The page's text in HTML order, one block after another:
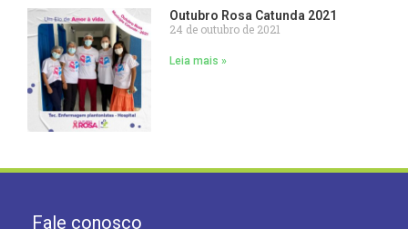
Outubro Rosa Catunda 2021
24 de outubro de 2021
Leia mais »
Fale conosco